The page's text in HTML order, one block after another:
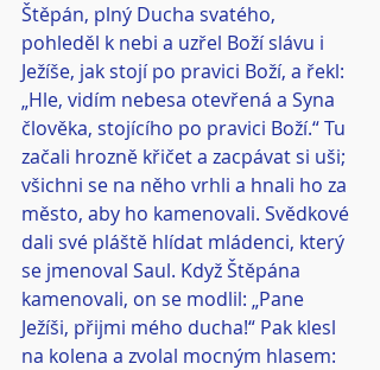
Štěpán, plný Ducha svatého,
pohleděl k nebi a uzřel Boží slávu i
Ježíše, jak stojí po pravici Boží, a řekl:
„Hle, vidím nebesa otevřená a Syna
člověka, stojícího po pravici Boží.“ Tu
začali hrozně křičet a zacpávat si uši;
všichni se na něho vrhli a hnali ho za
město, aby ho kamenovali. Svědkové
dali své pláště hlídat mládenci, který
se jmenoval Saul. Když Štěpána
kamenovali, on se modlil: „Pane
Ježíši, přijmi mého ducha!“ Pak klesl
na kolena a zvolal mocným hlasem: